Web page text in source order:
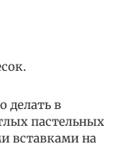
делать в
пастельных
вставками на